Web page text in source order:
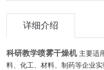
详细介绍
科研教学喷雾干燥机 主要适
料、化工、材料、制药等企业